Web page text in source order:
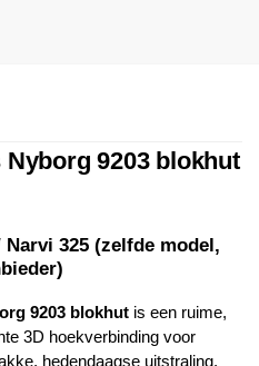
9203 blokhut
325 (zelfde model,
9203 blokhut is een ruime,
3D hoekverbinding voor
hedendaagse uitstraling.